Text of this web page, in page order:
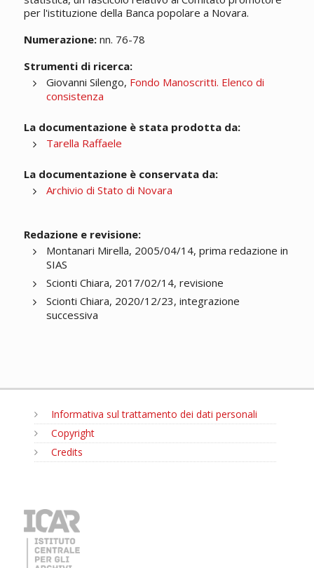
per l'istituzione della Banca popolare a Novara.
Numerazione:nn. 76-78
Strumenti di ricerca:
Giovanni Silengo, Fondo Manoscritti. Elenco di
consistenza
La documentazione è stata prodotta da:
Tarella Raffaele
La documentazione è conservata da:
Archivio di Stato di Novara
Redazione e revisione:
Montanari Mirella, 2005/04/14, prima redazione in
SIAS
Scionti Chiara, 2017/02/14, revisione
Scionti Chiara, 2020/12/23, integrazione
successiva
Informativa sul trattamento dei dati personali
Copyright
Credits